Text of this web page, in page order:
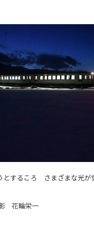
とするころ さまざまな光が
花輪栄一